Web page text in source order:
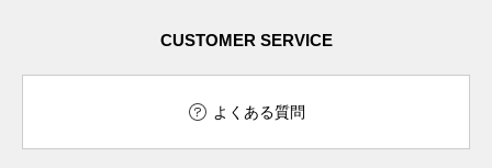
CUSTOMER SERVICE
よくある質問